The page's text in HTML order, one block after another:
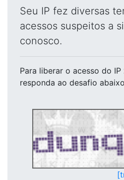
Seu IP fez diversas
acessos suspeitos a
conosco.
Para liberar o acesso do IP
responda ao desafio